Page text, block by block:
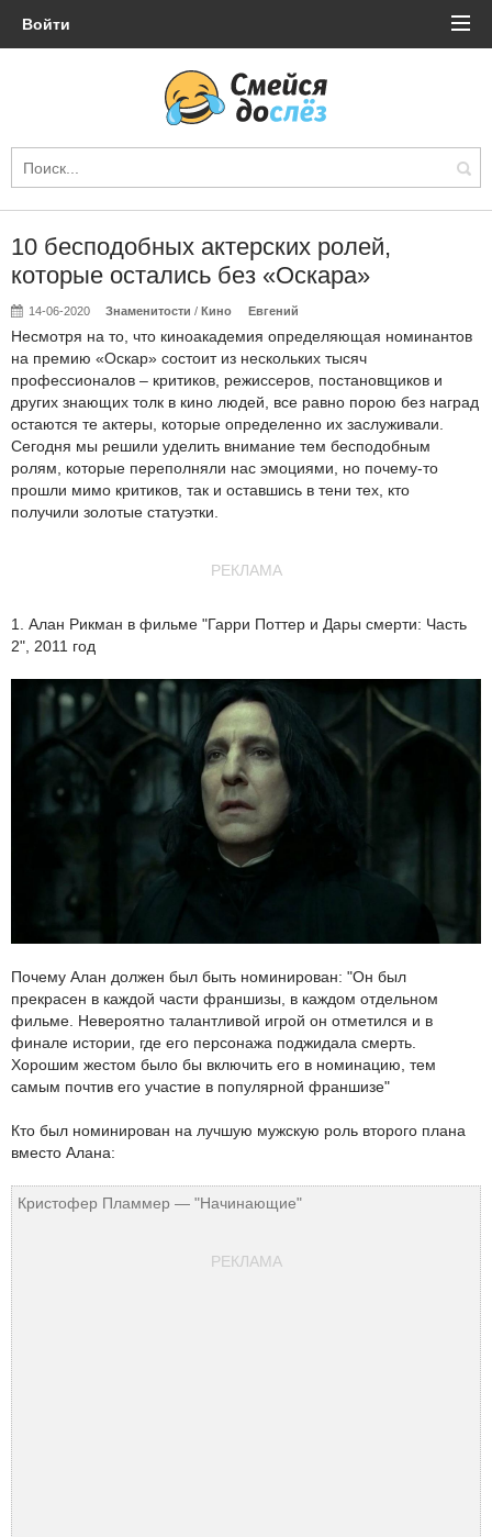
Войти
10 бесподобных актерских ролей,
которые остались без «Оскара»
14-06-2020 Знаменитости /Кино Евгений
Несмотря на то, что киноакадемия определяющая номинантов
на премию «Оскар» состоит из нескольких тысяч
профессионалов – критиков, режиссеров, постановщиков и
других знающих толк в кино людей, все равно порою без наград
остаются те актеры, которые определенно их заслуживали.
Сегодня мы решили уделить внимание тем бесподобным
ролям, которые переполняли нас эмоциями, но почему-то
прошли мимо критиков, так и оставшись в тени тех, кто
получили золотые статуэтки.
РЕКЛАМА
1. Алан Рикман в фильме "Гарри Поттер и Дары смерти: Часть
2", 2011 год
Почему Алан должен был быть номинирован: "Он был
прекрасен в каждой части франшизы, в каждом отдельном
фильме. Невероятно талантливой игрой он отметился и в
финале истории, где его персонажа поджидала смерть.
Хорошим жестом было бы включить его в номинацию, тем
самым почтив его участие в популярной франшизе"
Кто был номинирован на лучшую мужскую роль второго плана
вместо Алана:
Кристофер Пламмер — "Начинающие"
РЕКЛАМА